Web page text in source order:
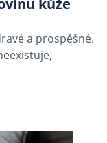
kůže
a prospěšné.